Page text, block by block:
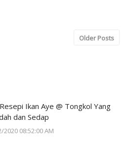
Older Posts
Ikan Aye @ Tongkol Yang
dan Sedap
2020 08:52:00 AM